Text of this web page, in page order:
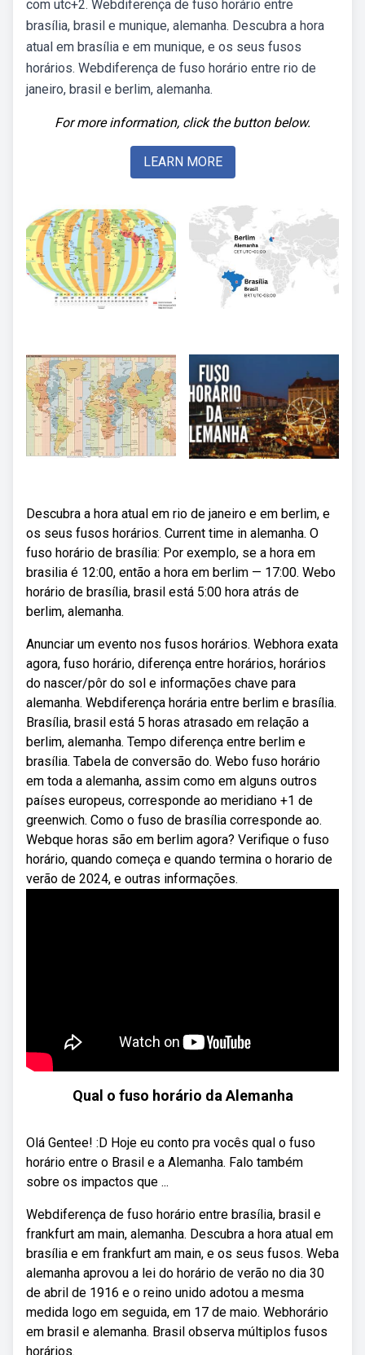
com utc+2. Webdiferença de fuso horário entre
brasília, brasil e munique, alemanha. Descubra a hora
atual em brasília e em munique, e os seus fusos
horários. Webdiferença de fuso horário entre rio de
janeiro, brasil e berlim, alemanha.
For more information, click the button below.
LEARN MORE
Descubra a hora atual em rio de janeiro e em berlim, e
os seus fusos horários. Current time in alemanha. O
fuso horário de brasília: Por exemplo, se a hora em
brasilia é 12:00, então a hora em berlim — 17:00. Webo
horário de brasília, brasil está 5:00 hora atrás de
berlim, alemanha.
Anunciar um evento nos fusos horários. Webhora exata
agora, fuso horário, diferença entre horários, horários
do nascer/pôr do sol e informações chave para
alemanha. Webdiferença horária entre berlim e brasília.
Brasília, brasil está 5 horas atrasado em relação a
berlim, alemanha. Tempo diferença entre berlim e
brasília. Tabela de conversão do. Webo fuso horário
em toda a alemanha, assim como em alguns outros
países europeus, corresponde ao meridiano +1 de
greenwich. Como o fuso de brasília corresponde ao.
Webque horas são em berlim agora? Verifique o fuso
horário, quando começa e quando termina o horario de
verão de 2024, e outras informações.
Qual o fuso horário da Alemanha
Olá Gentee! :D Hoje eu conto pra vocês qual o fuso
horário entre o Brasil e a Alemanha. Falo também
sobre os impactos que ...
Webdiferença de fuso horário entre brasília, brasil e
frankfurt am main, alemanha. Descubra a hora atual em
brasília e em frankfurt am main, e os seus fusos. Weba
alemanha aprovou a lei do horário de verão no dia 30
de abril de 1916 e o reino unido adotou a mesma
medida logo em seguida, em 17 de maio. Webhorário
em brasil e alemanha. Brasil observa múltiplos fusos
horários.